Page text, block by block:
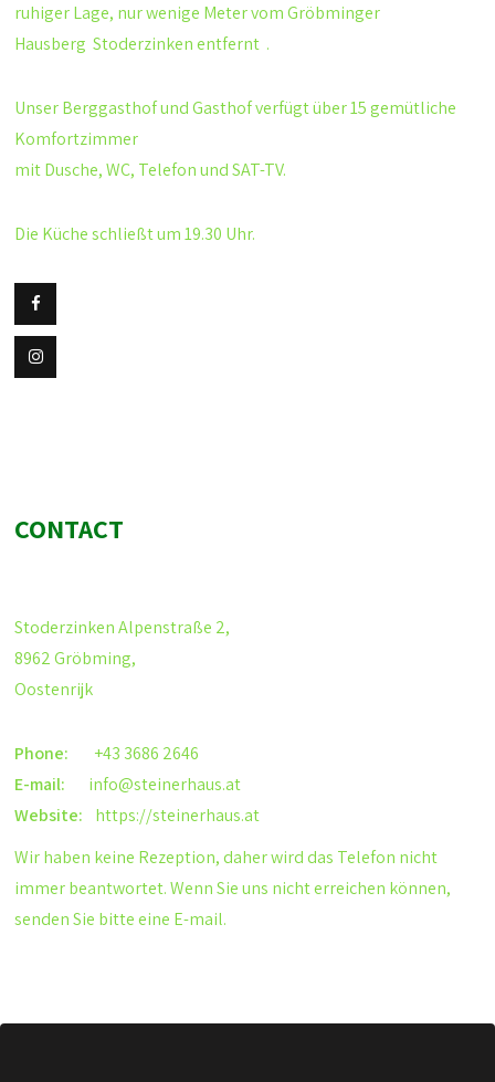
ruhiger Lage, nur wenige Meter vom Gröbminger
HausbergStoderzinkenentfernt .
Unser Berggasthof und Gasthof verfügt über 15 gemütliche
Komfortzimmer
mit Dusche, WC, Telefon und SAT-TV.
Die Küche schließt um 19.30 Uhr.
CONTACT
Stoderzinken Alpenstraße 2,
8962 Gröbming,
Oostenrijk
Phone:
+43 3686 2646
E-mail:
info@steinerhaus.at
Website:
https://steinerhaus.at
Wir haben keine Rezeption, daher wird das Telefon nicht
immer beantwortet. Wenn Sie uns nicht erreichen können,
senden Sie bitte eine E-mail.